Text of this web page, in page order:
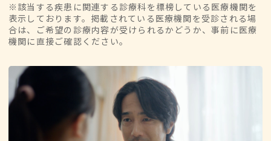
※該当する疾患に関連する診療科を標榜している医療機関を
表示しております。掲載されている医療機関を受診される場
合は、ご希望の診療内容が受けられるかどうか、事前に医療
機関に直接ご確認ください。